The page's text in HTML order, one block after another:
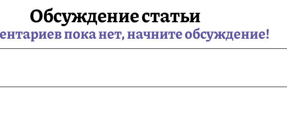
Обсуждение статьи
пока нет, начните обсуждение!